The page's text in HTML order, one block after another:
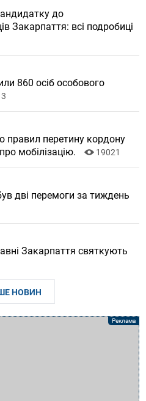
до
Закарпаття: всі подробиці
860 осіб особового
3
правил перетину кордону
мобілізацію.
19021
дві перемоги за тиждень
Закарпаття святкують
НОВИН